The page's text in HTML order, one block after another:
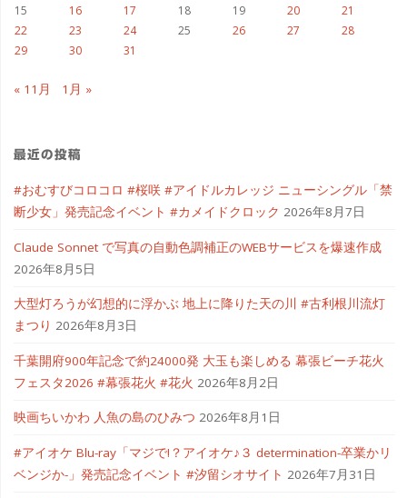
15
16 17 18 19 20
21
22
23 24 25 26 27
28
29
30 31
« 11月 1月 »
最近の投稿
#おむすびコロコロ #桜咲 #アイドルカレッジ ニューシングル「禁
断少女」発売記念イベント #カメイドクロック 2026年8月7日
Claude Sonnet で写真の自動色調補正のWEBサービスを爆速作成
2026年8月5日
大型灯ろうが幻想的に浮かぶ 地上に降りた天の川 #古利根川流灯
まつり 2026年8月3日
千葉開府900年記念で約24000発 大玉も楽しめる 幕張ビーチ花火
フェスタ2026 #幕張花火 #花火 2026年8月2日
映画ちいかわ 人魚の島のひみつ 2026年8月1日
#アイオケ Blu-ray「マジで!？アイオケ♪３ determination-卒業かリ
ベンジか-」発売記念イベント #汐留シオサイト 2026年7月31日